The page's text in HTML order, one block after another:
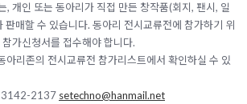
, 개인 또는 동아리가 직접 만든 창작품(회지, 팬시, 일
판매할 수 있습니다. 동아리 전시교류전에 참가하기 위
가신청서를 접수해야 합니다.
아리존의 전시교류전 참가리스트에서 확인하실 수 있
3142-2137 setechno@hanmail.net